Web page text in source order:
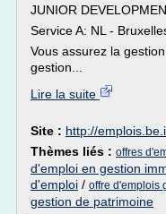
JUNIOR
Service A: NL -
Vous assurez la
gestion...
Lire la suite
Site : http://
Thèmes liés : offres
d'emploi en gestion
d'emploi / offre d'emplois
gestion de patrimoine